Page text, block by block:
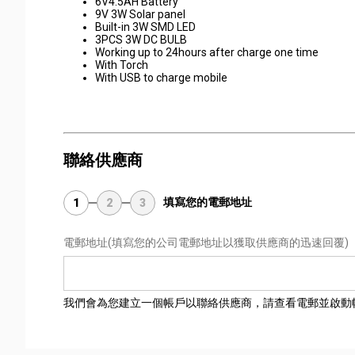
9V 3W Solar panel
Built-in 3W SMD LED
3PCS 3W DC BULB
Working up to 24hours after charge one time
With Torch
With USB to charge mobile
聯絡供應商
1 2 3 填寫您的電郵地址
電郵地址(填寫您的公司電郵地址以獲取供應商的迅速回覆)
我們會為您建立一個帳戶以聯絡供應商，請查看電郵並啟動